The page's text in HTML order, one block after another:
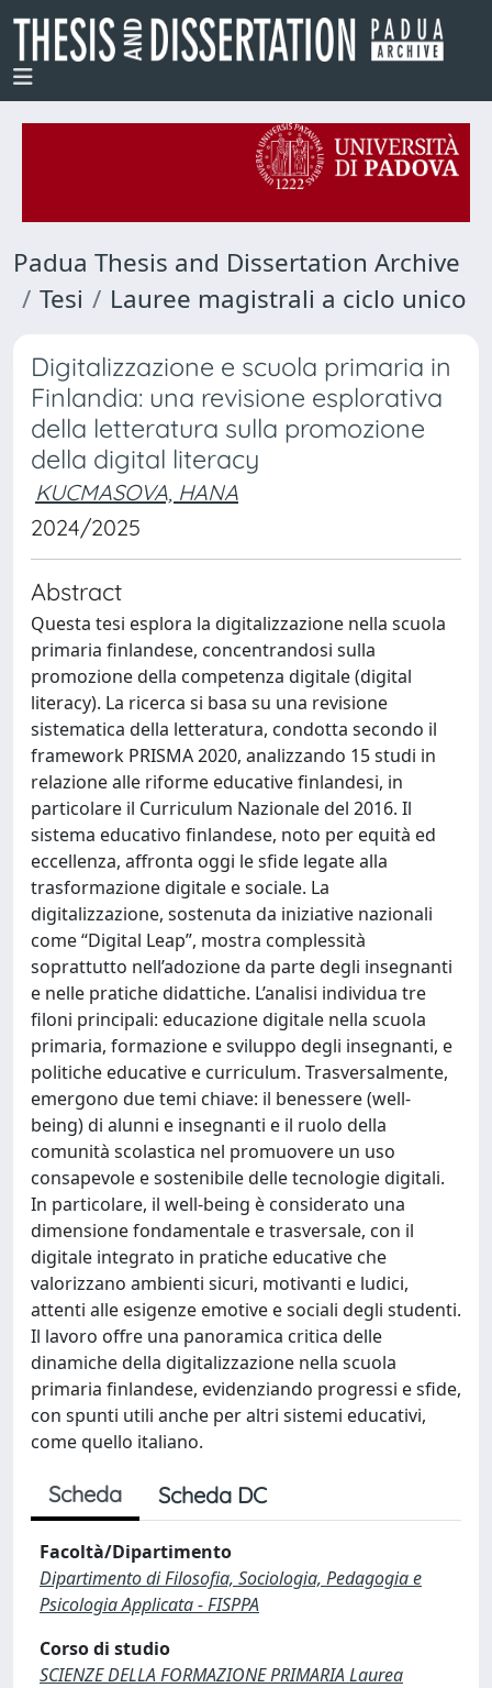
Padua Thesis and Dissertation Archive
Tesi
Lauree magistrali a ciclo unico
Digitalizzazione e scuola primaria in
Finlandia: una revisione esplorativa
della letteratura sulla promozione
della digital literacy
KUCMASOVA, HANA
2024/2025
Abstract
Questa tesi esplora la digitalizzazione nella scuola
primaria finlandese, concentrandosi sulla
promozione della competenza digitale (digital
literacy). La ricerca si basa su una revisione
sistematica della letteratura, condotta secondo il
framework PRISMA 2020, analizzando 15 studi in
relazione alle riforme educative finlandesi, in
particolare il Curriculum Nazionale del 2016. Il
sistema educativo finlandese, noto per equità ed
eccellenza, affronta oggi le sfide legate alla
trasformazione digitale e sociale. La
digitalizzazione, sostenuta da iniziative nazionali
come “Digital Leap”, mostra complessità
soprattutto nell’adozione da parte degli insegnanti
e nelle pratiche didattiche. L’analisi individua tre
filoni principali: educazione digitale nella scuola
primaria, formazione e sviluppo degli insegnanti, e
politiche educative e curriculum. Trasversalmente,
emergono due temi chiave: il benessere (well-
being) di alunni e insegnanti e il ruolo della
comunità scolastica nel promuovere un uso
consapevole e sostenibile delle tecnologie digitali.
In particolare, il well-being è considerato una
dimensione fondamentale e trasversale, con il
digitale integrato in pratiche educative che
valorizzano ambienti sicuri, motivanti e ludici,
attenti alle esigenze emotive e sociali degli studenti.
Il lavoro offre una panoramica critica delle
dinamiche della digitalizzazione nella scuola
primaria finlandese, evidenziando progressi e sfide,
con spunti utili anche per altri sistemi educativi,
come quello italiano.
Scheda Scheda DC
Facoltà/Dipartimento
Dipartimento di Filosofia, Sociologia, Pedagogia e
Psicologia Applicata - FISPPA
Corso di studio
SCIENZE DELLA FORMAZIONE PRIMARIA Laurea